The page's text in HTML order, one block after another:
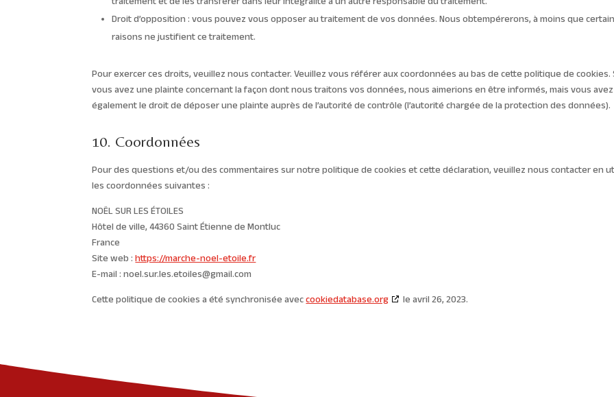
Droit d’opposition : vous pouvez vous opposer au traitement de vos données. Nous obtempérerons, à moins que
raisons ne justifient ce traitement.
Pour exercer ces droits, veuillez nous contacter. Veuillez vous référer aux coordonnées au bas de cette politique de cookies.
vous avez une plainte concernant la façon dont nous traitons vos données, nous aimerions en être informés, mais vous avez
également le droit de déposer une plainte auprès de l’autorité de contrôle (l’autorité chargée de la protection des données).
10. Coordonnées
Pour des questions et/ou des commentaires sur notre politique de cookies et cette déclaration, veuillez nous contacter en
les coordonnées suivantes :
NOËL SUR LES ÉTOILES
Hôtel de ville, 44360 Saint Étienne de Montluc
France
Site web :https://marche-noel-etoile.fr
E-mail :moc.liamg@seliote.sel.rus.leon
Cette politique de cookies a été synchronisée aveccookiedatabase.org le avril 26, 2023.